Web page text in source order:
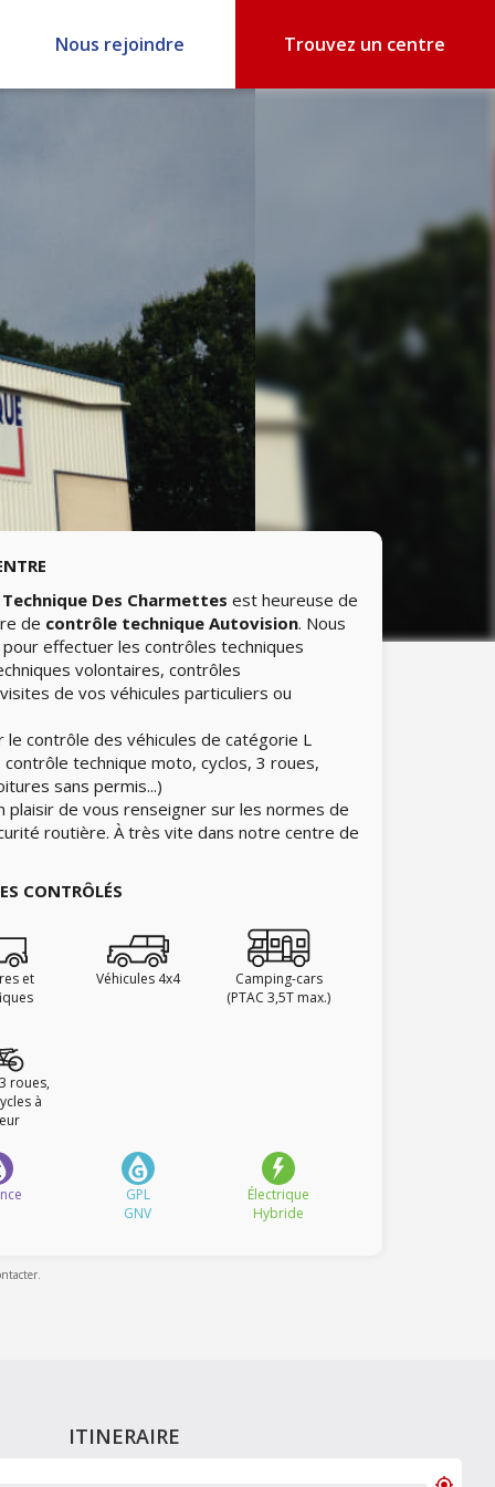
Nous rejoindre Trouvez un centre
Des Charmettes est heureuse de
de contrôle technique Autovision. Nous
effectuer les contrôles techniques
volontaires, contrôles
de vos véhicules particuliers ou
contrôle des véhicules de catégorie L
technique moto, cyclos, 3 roues,
sans permis...)
de vous renseigner sur les normes de
routière. À très vite dans notre centre de
CONTRÔLÉS
et
Véhicules 4x4
Camping-cars
(PTAC 3,5T max.)
roues,
à
GPL
GNV
Électrique
Hybride
ITINERAIRE